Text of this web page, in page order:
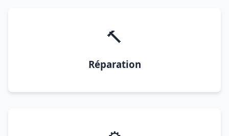
🔨
Réparation